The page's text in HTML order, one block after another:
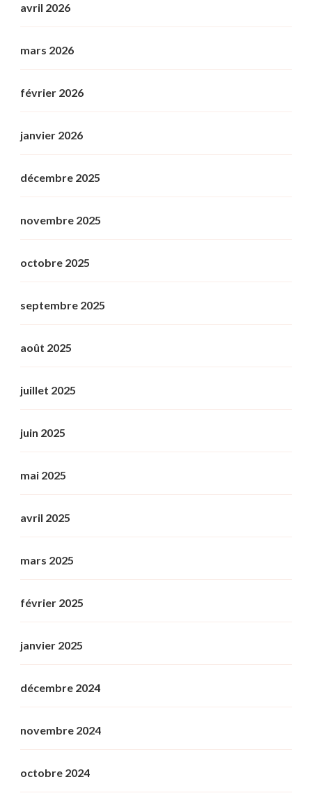
avril 2026
mars 2026
février 2026
janvier 2026
décembre 2025
novembre 2025
octobre 2025
septembre 2025
août 2025
juillet 2025
juin 2025
mai 2025
avril 2025
mars 2025
février 2025
janvier 2025
décembre 2024
novembre 2024
octobre 2024